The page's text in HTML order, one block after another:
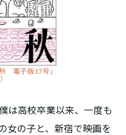
電子版17号」
は高校卒業以来、一度も
女の子と、新宿で映画を